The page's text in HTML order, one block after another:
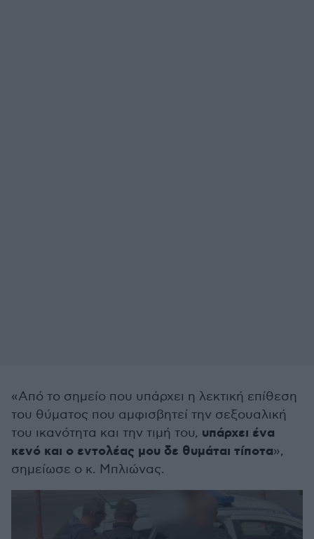
«Από το σημείο που υπάρχει η λεκτική επίθεση
του θύματος που αμφισβητεί την σεξουαλική
του ικανότητα και την τιμή του, υπάρχει ένα
κενό και ο εντολέας μου δε θυμάται τίποτα»,
σημείωσε ο κ. Μπλιώνας.